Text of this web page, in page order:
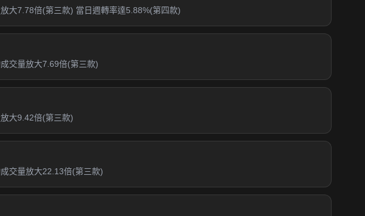
大7.78倍(第三款) 當日週轉率達5.88%(第四款)
交量放大7.69倍(第三款)
大9.42倍(第三款)
交量放大22.13倍(第三款)